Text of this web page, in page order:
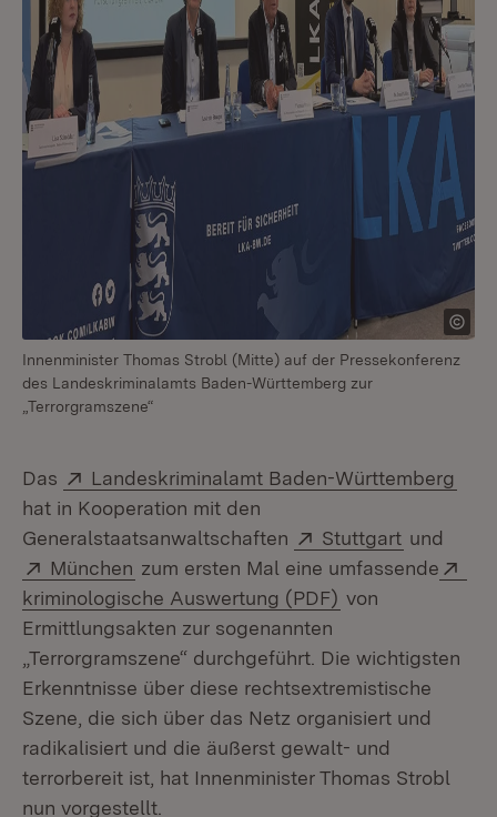
Innenminister Thomas Strobl (Mitte) auf der Pressekonferenz
des Landeskriminalamts Baden-Württemberg zur
„Terrorgramszene“
Das Extern:
Landeskriminalamt Baden-Württemberg
hat in Kooperation mit den
Generalstaatsanwaltschaften
Extern:
Stuttgart (Öffnet in
und
Extern:
München (Öffnet in neuem Fenster)
zum ersten Mal eine umfassende
kriminologische Auswertung (PDF) (Öffnet in
von
Ermittlungsakten zur sogenannten
„Terrorgramszene“ durchgeführt. Die wichtigsten
Erkenntnisse über diese rechtsextremistische
Szene, die sich über das Netz organisiert und
radikalisiert und die äußerst gewalt- und
terrorbereit ist, hat Innenminister Thomas Strobl
nun vorgestellt.